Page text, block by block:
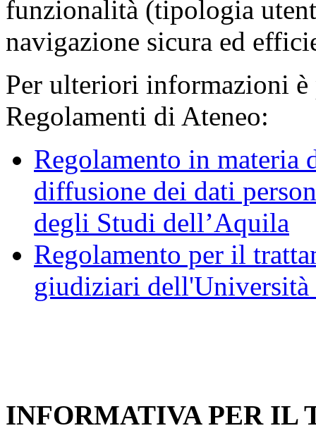
funzionalità (tipologia
navigazione sicura ed
Per ulteriori informazioni è
Regolamenti di Ateneo:
Regolamento in materia
diffusione dei dati
degli Studi dell’Aquila
Regolamento per il
giudiziari
INFORMATIVA PER IL